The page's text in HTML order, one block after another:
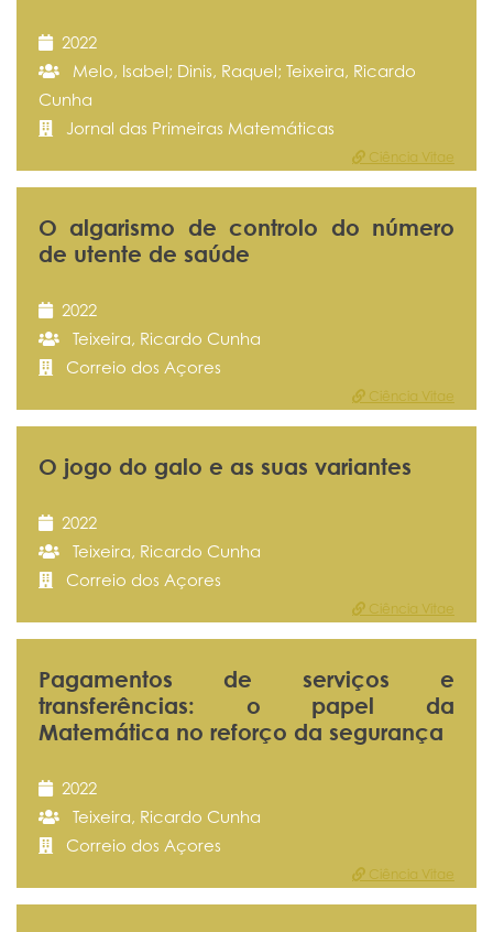
2022
Melo, Isabel; Dinis, Raquel; Teixeira, Ricardo
Cunha
Jornal das Primeiras Matemáticas
Ciência Vitae
O algarismo de controlo do número
de utente de saúde
2022
Teixeira, Ricardo Cunha
Correio dos Açores
Ciência Vitae
O jogo do galo e as suas variantes
2022
Teixeira, Ricardo Cunha
Correio dos Açores
Ciência Vitae
Pagamentos de serviços e
transferências: o papel da
Matemática no reforço da segurança
2022
Teixeira, Ricardo Cunha
Correio dos Açores
Ciência Vitae